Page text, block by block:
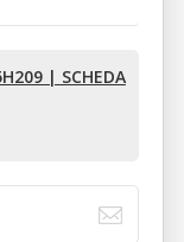
| SCHEDA